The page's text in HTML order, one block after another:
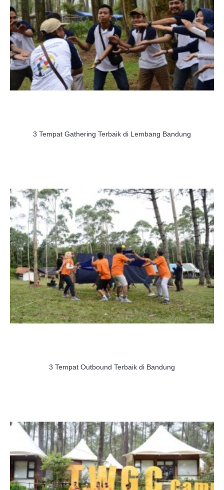
3 Tempat Gathering Terbaik di Lembang Bandung
3 Tempat Outbound Terbaik di Bandung